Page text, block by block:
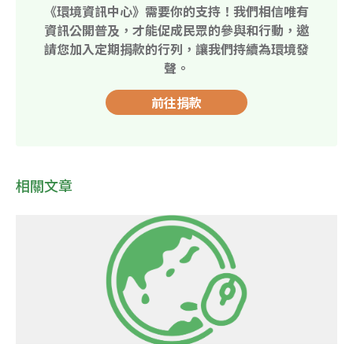
《環境資訊中心》需要你的支持！我們相信唯有
資訊公開普及，才能促成民眾的參與和行動，邀
請您加入定期捐款的行列，讓我們持續為環境發
聲。
前往捐款
相關文章